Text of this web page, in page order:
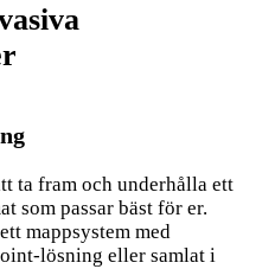
ta fram och underhålla ett
som passar bäst för er.
mappsystem med
lösning eller samlat i